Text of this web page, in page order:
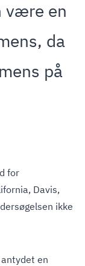
være en
da
på
for
Davis,
ikke
en